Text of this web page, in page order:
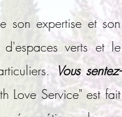
son expertise et son
verts et le
​Vous sentez-
Love Service" est fait